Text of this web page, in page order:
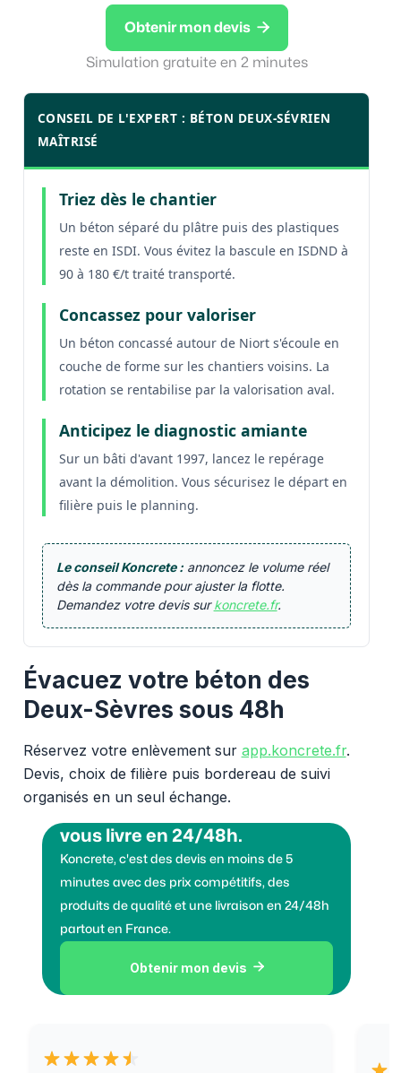
Obtenir mon devis 
Simulation gratuite en 2 minutes
CONSEIL DE L'EXPERT : BÉTON DEUX-SÉVRIEN
MAÎTRISÉ
Triez dès le chantier
Un béton séparé du plâtre puis des plastiques
reste en ISDI. Vous évitez la bascule en ISDND à
90 à 180 €/t traité transporté.
Concassez pour valoriser
Un béton concassé autour de Niort s'écoule en
couche de forme sur les chantiers voisins. La
rotation se rentabilise par la valorisation aval.
Anticipez le diagnostic amiante
Sur un bâti d'avant 1997, lancez le repérage
avant la démolition. Vous sécurisez le départ en
filière puis le planning.
Le conseil Koncrete :annoncez le volume réel
dès la commande pour ajuster la flotte.
Demandez votre devis surkoncrete.fr.
Évacuez votre béton des
Deux-Sèvres sous 48h
Réservez votre enlèvement sur app.koncrete.fr.
Devis, choix de filière puis bordereau de suivi
organisés en un seul échange.
vous livre en 24/48h.
Koncrete, c'est des devis en moins de 5
minutes avec des prix compétitifs, des
produits de qualité et une livraison en 24/48h
partout en France.
Obtenir mon devis 